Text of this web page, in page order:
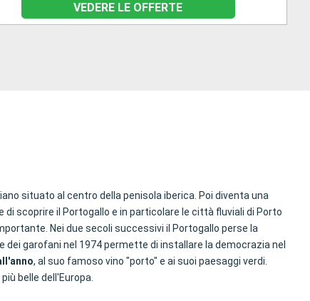
VEDERE LE OFFERTE
situato al centro della penisola iberica. Poi diventa una
di scoprire il Portogallo e in particolare le città fluviali di Porto
Nei due secoli successivi il Portogallo perse la
garofani nel 1974 permette di installare la democrazia nel
, al suo famoso vino "porto" e ai suoi paesaggi verdi.
belle dell'Europa.